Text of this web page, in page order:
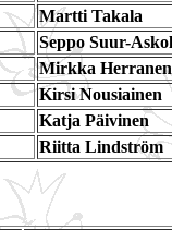
Martti Takala
Seppo Suur-
Mirkka Herranen
Kirsi Nousiainen
Katja Päivinen
Riitta Lindström